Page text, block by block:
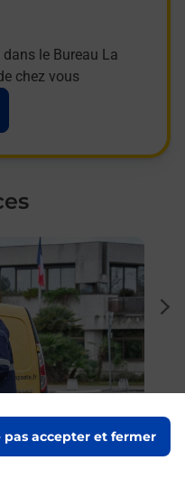
pas accepter et fermer
le Bureau La
chez vous